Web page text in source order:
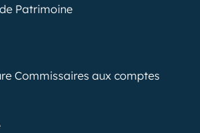
Patrimoine
Commissaires aux comptes